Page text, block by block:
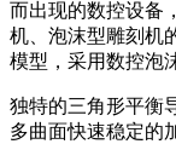
而出现的数控设备
机、泡沫型雕刻机
模型，采用数控泡
独特的三角形平衡
多曲面快速稳定的